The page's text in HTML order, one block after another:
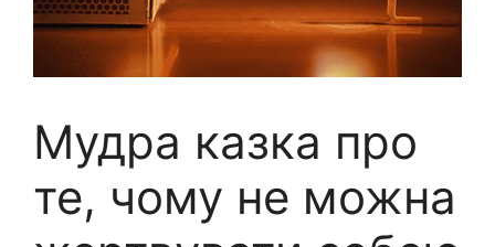
Мудра казка про
те, чому не можна